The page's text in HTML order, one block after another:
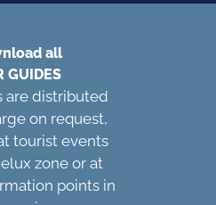
all
GUIDES
are distributed
on request,
tourist events
zone or at
points in